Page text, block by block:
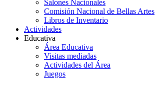
Salones Nacionales
Comisión Nacional de Bellas Artes
Libros de Inventario
Actividades
Educativa
Área Educativa
Visitas mediadas
Actividades del Área
Juegos